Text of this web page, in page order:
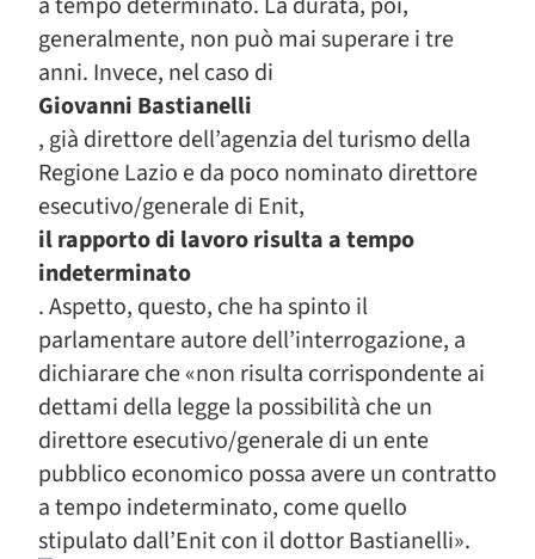
generalmente, non può mai superare i tre
anni. Invece, nel caso di
Giovanni Bastianelli
, già direttore dell’agenzia del turismo della
Regione Lazio e da poco nominato direttore
esecutivo/generale di Enit,
il rapporto di lavoro risulta a tempo
indeterminato
. Aspetto, questo, che ha spinto il
parlamentare autore dell’interrogazione, a
dichiarare che «non risulta corrispondente ai
dettami della legge la possibilità che un
direttore esecutivo/generale di un ente
pubblico economico possa avere un contratto
a tempo indeterminato, come quello
stipulato dall’Enit con il dottor Bastianelli».